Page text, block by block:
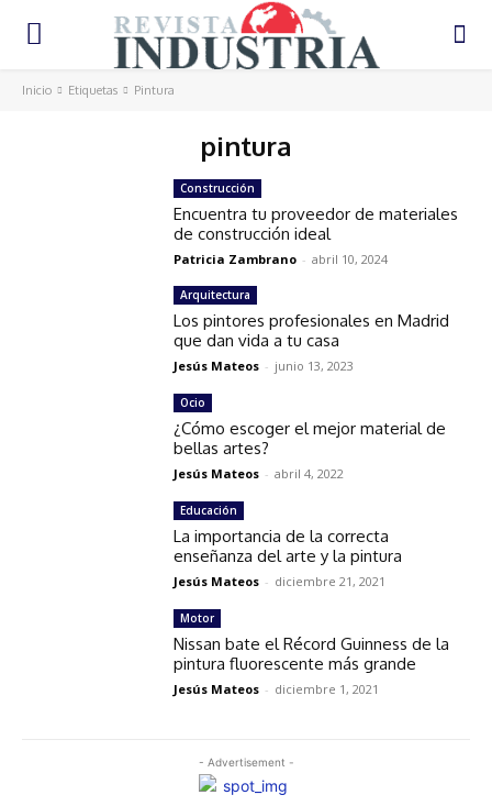
Inicio Etiquetas Pintura
pintura
- Advertisement -
Construcción
Encuentra tu proveedor de materiales
de construcción ideal
Patricia Zambrano - abril 10, 2024
Arquitectura
Los pintores profesionales en Madrid
que dan vida a tu casa
Jesús Mateos - junio 13, 2023
Ocio
¿Cómo escoger el mejor material de
bellas artes?
Jesús Mateos - abril 4, 2022
Educación
La importancia de la correcta
enseñanza del arte y la pintura
Jesús Mateos - diciembre 21, 2021
Motor
Nissan bate el Récord Guinness de la
pintura fluorescente más grande
Jesús Mateos - diciembre 1, 2021